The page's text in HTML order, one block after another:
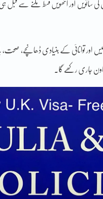
اور آٹھویں قسط ملنے سے قبل ہی
توانائی کے بنیادی ڈھانچے، صحت، بائیو
جاری رکھے گا۔